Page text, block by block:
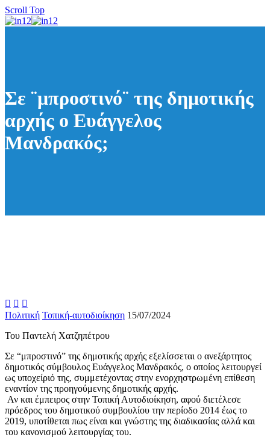
Scroll Top
Σε ¨μπροστινό¨ της δημοτικής
αρχής ο Ευάγγελος
Μανδρακός;
  
Πολιτική Τοπική-αυτοδιοίκηση 15/07/2024
Του Παντελή Χατζηπέτρου
Σε “μπροστινό” της δημοτικής αρχής εξελίσσεται ο ανεξάρτητος
δημοτικός σύμβουλος Ευάγγελος Μανδρακός, ο οποίος λειτουργεί
ως υποχείριό της, συμμετέχοντας στην ενορχηστρωμένη επίθεση
εναντίον της προηγούμενης δημοτικής αρχής.
Αν και έμπειρος στην Τοπική Αυτοδιοίκηση, αφού διετέλεσε
πρόεδρος του δημοτικού συμβουλίου την περίοδο 2014 έως το
2019, υποτίθεται πως είναι και γνώστης της διαδικασίας αλλά και
του κανονισμού λειτουργίας του.